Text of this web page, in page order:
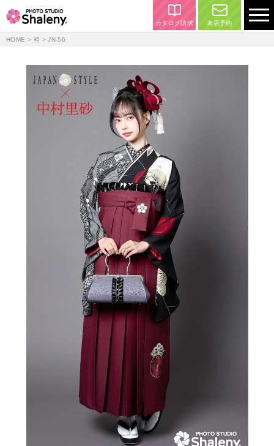
カタログ請求 来店予約
HOME > 袴 > JN-56